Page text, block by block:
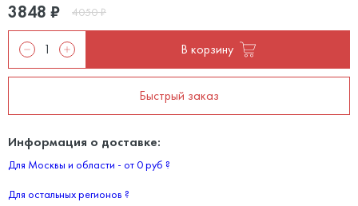
3848 ₽ 4050₽
В корзину
Быстрый заказ
Информация о доставке:
Для Москвы и области - от 0 руб ?
Для остальных регионов ?